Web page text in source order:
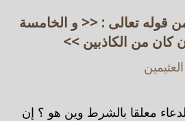
قوله تعالى : << و الخامسة
كان من الكاذبين >>
معلقا بالشرط وين هو ؟ إن